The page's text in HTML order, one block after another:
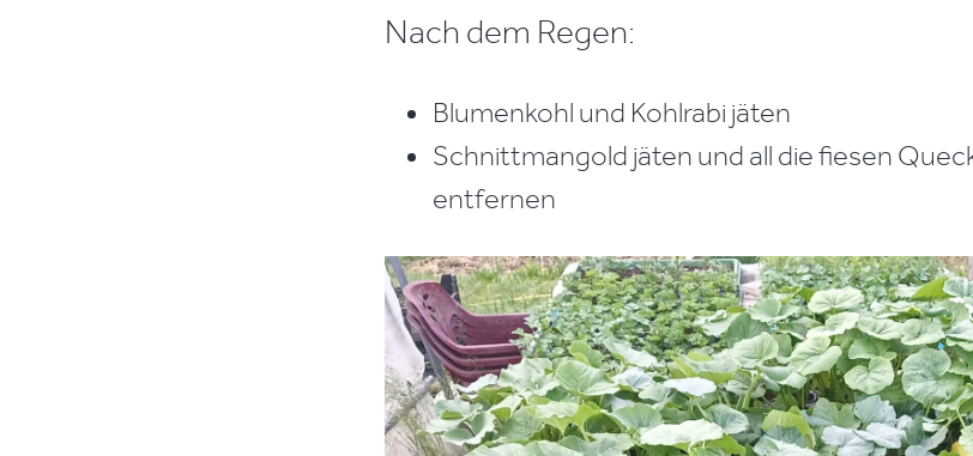
Nach dem Regen:
Blumenkohl und Kohlrabi jäten
Schnittmangold jäten und all die fiesen
entfernen